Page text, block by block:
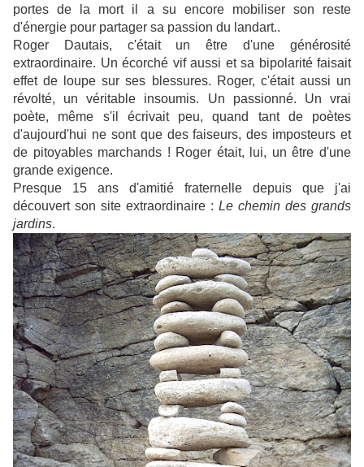
portes de la mort il a su encore mobiliser son reste
d'énergie pour partager sa passion du landart..
Roger Dautais, c'était un être d'une générosité
extraordinaire. Un écorché vif aussi et sa bipolarité faisait
effet de loupe sur ses blessures. Roger, c'était aussi un
révolté, un véritable insoumis. Un passionné. Un vrai
poète, même s'il écrivait peu, quand tant de poètes
d'aujourd'hui ne sont que des faiseurs, des imposteurs et
de pitoyables marchands ! Roger était, lui, un être d'une
grande exigence.
Presque 15 ans d'amitié fraternelle depuis que j'ai
découvert son site extraordinaire : Le chemin des grands
jardins.